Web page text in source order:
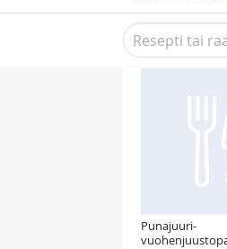
Punajuuri-